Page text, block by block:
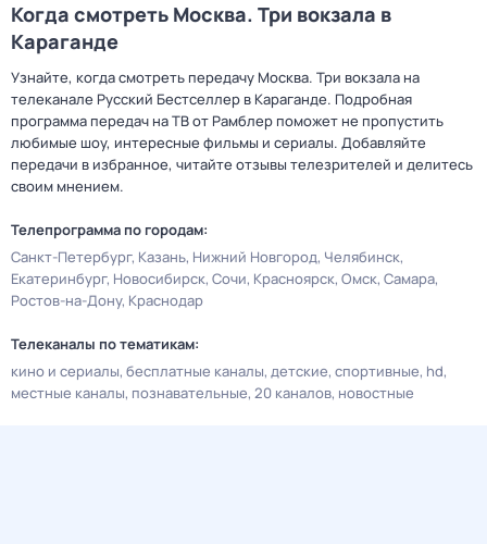
Когда смотреть Москва. Три вокзала в
Караганде
Узнайте, когда смотреть передачу Москва. Три вокзала на
телеканале Русский Бестселлер в Караганде. Подробная
программа передач на ТВ от Рамблер поможет не пропустить
любимые шоу, интересные фильмы и сериалы. Добавляйте
передачи в избранное, читайте отзывы телезрителей и делитесь
своим мнением.
Телепрограмма по городам:
Санкт-Петербург Казань Нижний Новгород Челябинск
Екатеринбург Новосибирск Сочи Красноярск Омск Самара
Ростов-на-Дону Краснодар
Телеканалы по тематикам:
кино и сериалы бесплатные каналы детские спортивные hd
местные каналы познавательные 20 каналов новостные